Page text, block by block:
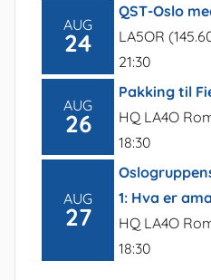
AUG
24
QST-Oslo
LA5OR
21:30
AUG
26
Pakking til
HQ LA4O
18:30
AUG
27
1: Hva er
HQ LA4O
18:30